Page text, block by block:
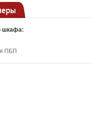
шкафа:
ПБП